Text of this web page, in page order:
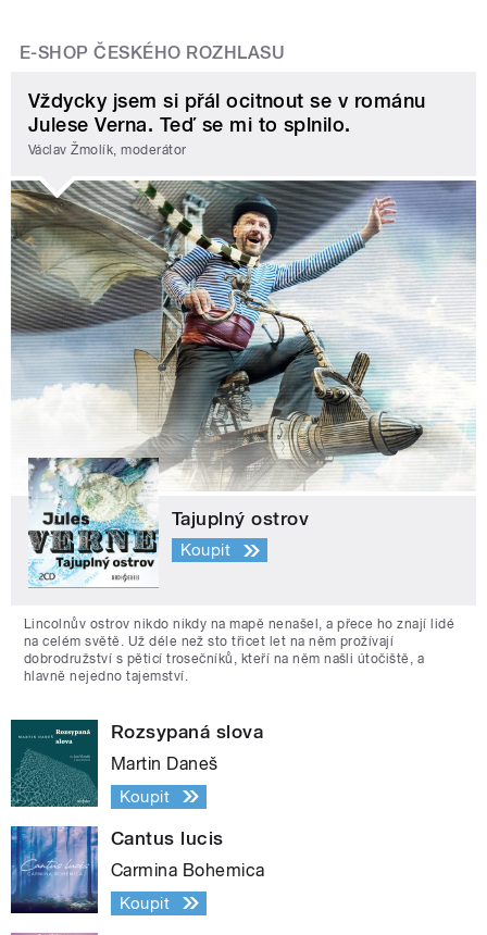
E-SHOP ČESKÉHO ROZHLASU
Vždycky jsem si přál ocitnout se v románu
Julese Verna. Teď se mi to splnilo.
Václav Žmolík, moderátor
Tajuplný ostrov
Koupit
Lincolnův ostrov nikdo nikdy na mapě nenašel, a přece ho znají lidé
na celém světě. Už déle než sto třicet let na něm prožívají
dobrodružství s pěticí trosečníků, kteří na něm našli útočiště, a
hlavně nejedno tajemství.
Rozsypaná slova
Martin Daneš
Koupit
Cantus lucis
Carmina Bohemica
Koupit